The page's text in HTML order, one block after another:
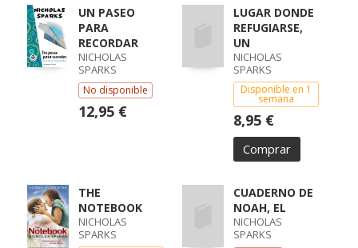
UN PASEO
PARA
RECORDAR
NICHOLAS
SPARKS
No disponible
12,95 €
LUGAR DONDE
REFUGIARSE,
UN
NICHOLAS
SPARKS
Disponible en 1
semana
8,95 €
Comprar
THE
NOTEBOOK
NICHOLAS
SPARKS
CUADERNO DE
NOAH, EL
NICHOLAS
SPARKS